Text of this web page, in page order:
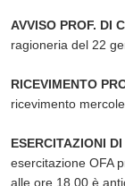
AVVISO PROF. DI
ragioneria del 22
RICEVIMENTO
ricevimento
ESERCITAZIONI
esercitazione OFA
alle ore 18.00 è